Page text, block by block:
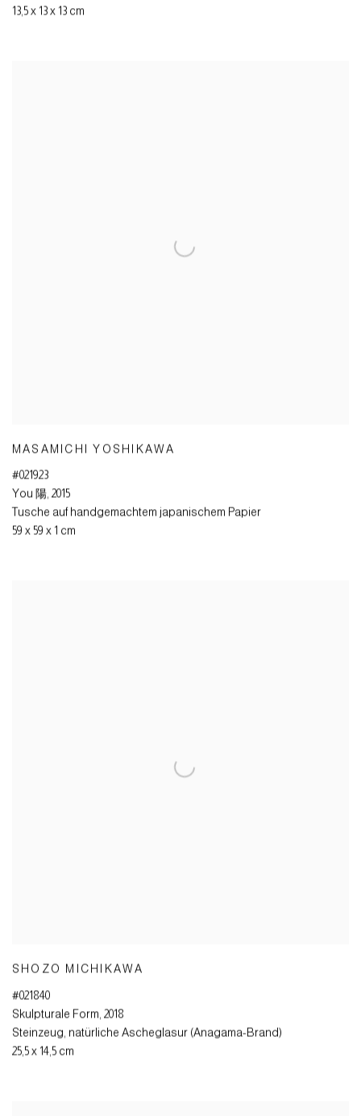
13,5 x 13 x 13 cm
MASAMICHI YOSHIKAWA
#021923
You 陽, 2015
Tusche auf handgemachtem japanischem Papier
59 x 59 x 1 cm
SHOZO MICHIKAWA
#021840
Skulpturale Form, 2018
Steinzeug, natürliche Ascheglasur (Anagama-Brand)
25,5 x 14,5 cm